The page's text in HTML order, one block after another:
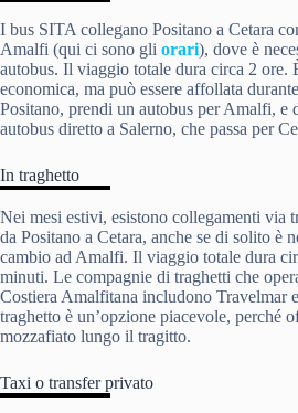
I bus SITA collegano Positano a Cetara
Amalfi (qui ci sono gli orari), dove è
autobus. Il viaggio totale dura circa 2 ore.
economica, ma può essere affollata
Positano, prendi un autobus per Amalfi, e
autobus diretto a Salerno, che passa per
In traghetto
Nei mesi estivi, esistono collegamenti via
da Positano a Cetara, anche se di solito è
cambio ad Amalfi. Il viaggio totale dura
minuti. Le compagnie di traghetti che
Costiera Amalfitana includono Travelmar
traghetto è un’opzione piacevole, perché
mozzafiato lungo il tragitto.
Taxi o transfer privato